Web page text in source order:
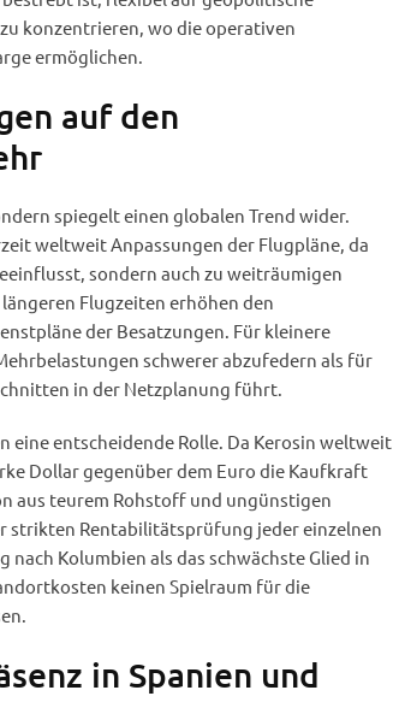
konzentrieren, wo die operativen
ermöglichen.
auf den
spiegelt einen globalen Trend wider.
weltweit Anpassungen der Flugpläne, da
sondern auch zu weiträumigen
Flugzeiten erhöhen den
der Besatzungen. Für kleinere
schwerer abzufedern als für
in der Netzplanung führt.
eine entscheidende Rolle. Da Kerosin weltweit
Dollar gegenüber dem Euro die Kaufkraft
aus teurem Rohstoff und ungünstigen
strikten Rentabilitätsprüfung jeder einzelnen
Kolumbien als das schwächste Glied in
keinen Spielraum für die
in Spanien und